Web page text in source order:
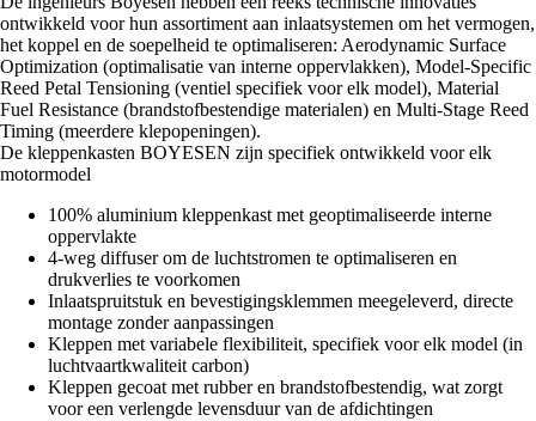
ontwikkeld voor hun assortiment aan inlaatsystemen om het vermogen,
het koppel en de soepelheid te optimaliseren: Aerodynamic Surface
Optimization (optimalisatie van interne oppervlakken), Model-Specific
Reed Petal Tensioning (ventiel specifiek voor elk model), Material
Fuel Resistance (brandstofbestendige materialen) en Multi-Stage Reed
Timing (meerdere klepopeningen).
De kleppenkasten BOYESEN zijn specifiek ontwikkeld voor elk
motormodel
100% aluminium kleppenkast met geoptimaliseerde interne
oppervlakte
4-weg diffuser om de luchtstromen te optimaliseren en
drukverlies te voorkomen
Inlaatspruitstuk en bevestigingsklemmen meegeleverd, directe
montage zonder aanpassingen
Kleppen met variabele flexibiliteit, specifiek voor elk model (in
luchtvaartkwaliteit carbon)
Kleppen gecoat met rubber en brandstofbestendig, wat zorgt
voor een verlengde levensduur van de afdichtingen